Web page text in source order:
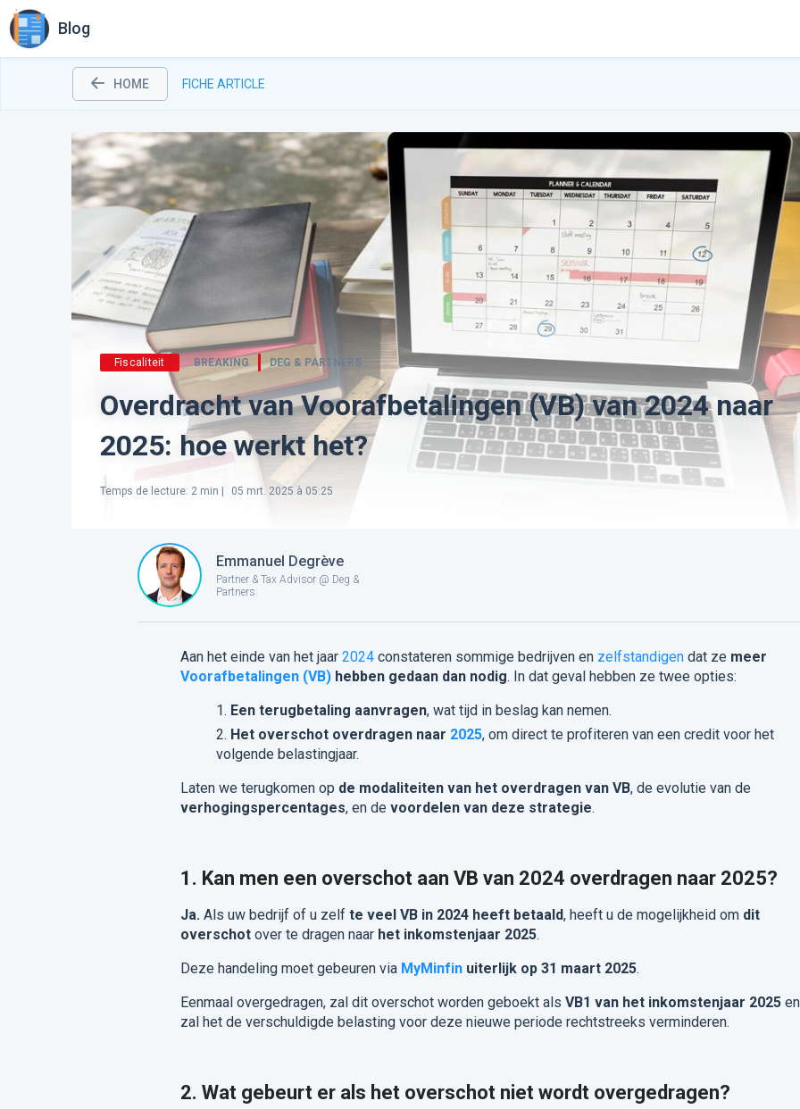
Blog
HOME FICHE ARTICLE
Fiscaliteit BREAKING DEG & PARTNERS
Overdracht van Voorafbetalingen (VB) van 2024 naar
2025: hoe werkt het?
Temps de lecture: 2 min | 05 mrt. 2025 à 05:25
Emmanuel Degrève
Partner & Tax Advisor @ Deg &
Partners
Aan het einde van het jaar 2024constateren sommige bedrijven en zelfstandigendat ze meer
Voorafbetalingen (VB)hebben gedaan dan nodig. In dat geval hebben ze twee opties:
Een terugbetaling aanvragen, wat tijd in beslag kan nemen.
Het overschot overdragen naar 2025, om direct te profiteren van een credit voor het
volgende belastingjaar.
Laten we terugkomen op de modaliteiten van het overdragen van VB, de evolutie van de
verhogingspercentages, en de voordelen van deze strategie.
1. Kan men een overschot aan VB van 2024 overdragen naar 2025?
Ja.Als uw bedrijf of u zelf te veel VB in 2024 heeft betaald, heeft u de mogelijkheid om dit
overschotover te dragen naar het inkomstenjaar 2025.
Deze handeling moet gebeuren via MyMinfin uiterlijk op 31 maart 2025.
Eenmaal overgedragen, zal dit overschot worden geboekt als VB1 van het inkomstenjaar 2025en
zal het de verschuldigde belasting voor deze nieuwe periode rechtstreeks verminderen.
2. Wat gebeurt er als het overschot niet wordt overgedragen?